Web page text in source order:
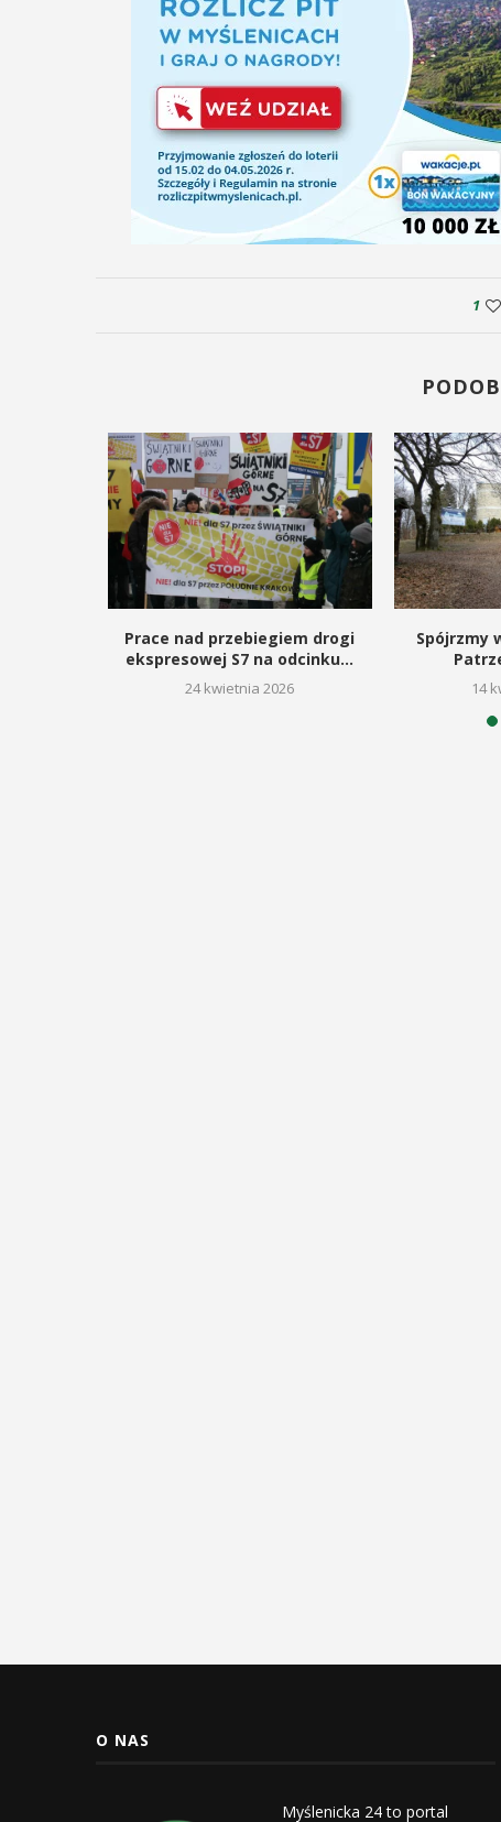
1
Prace nad przebiegiem drogi
ekspresowej S7 na odcinku...
24 kwietnia 2026
Spójrzmy
14
V Turniej
Myślimira.
Mieszczanie i
rzemieślnicy
W ostatni weekend wakacji, czyli 29-30
sierpnia w Myślenicach odbędzie się
O NAS
Myślenicka 24 to portal